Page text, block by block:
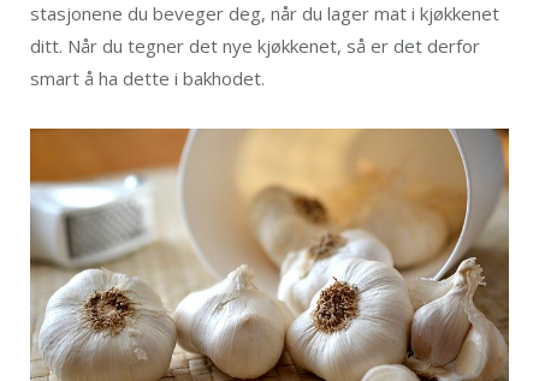
stasjonene du beveger deg, når du lager mat i kjøkkenet
ditt. Når du tegner det nye kjøkkenet, så er det derfor
smart å ha dette i bakhodet.